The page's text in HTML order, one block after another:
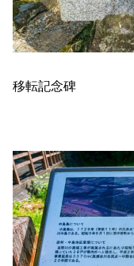
移転記念碑